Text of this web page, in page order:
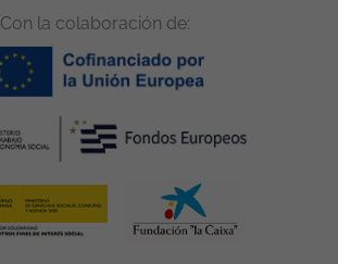
Con la colaboración de: